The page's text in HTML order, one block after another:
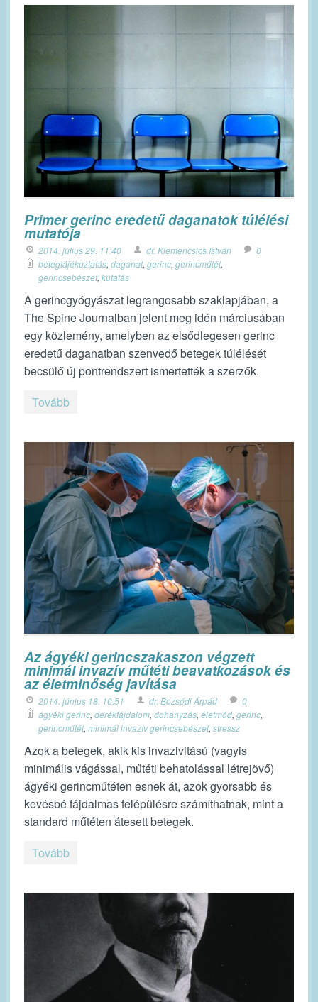
Primer gerinc eredetű daganatok túlélési
mutatója
2014. július 29. 11:40 dr. Klemencsics István
0
betegtájékoztatás, daganat, gerinc, gerincműtét,
gerincsebészet, kutatás
A gerincgyógyászat legrangosabb szaklapjában, a
The Spine Journalban jelent meg idén márciusában
egy közlemény, amelyben az elsődlegesen gerinc
eredetű daganatban szenvedő betegek túlélését
becsülő új pontrendszert ismertették a szerzők.
Tovább
Az ágyéki gerincszakaszon végzett
minimál invazív műtéti beavatkozások és
az életminőség javítása
2014. június 18. 10:51 dr. Bozsódi Árpád
0
ágyéki gerinc, derékfájdalom, dohányzás, életmód, gerinc,
gerincműtét, minimál invazív gerincsebészet, stressz
Azok a betegek, akik kis invazivitású (vagyis
minimális vágással, műtéti behatolással létrejövő)
ágyéki gerincműtéten esnek át, azok gyorsabb és
kevésbé fájdalmas felépülésre számíthatnak, mint a
standard műtéten átesett betegek.
Tovább